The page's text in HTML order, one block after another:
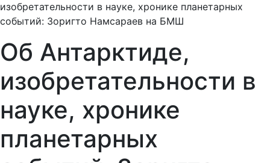
изобретательности в науке, хронике планетарных
событий: Зоригто Намсараев на БМШ
Об Антарктиде,
изобретательности в
науке, хронике
планетарных